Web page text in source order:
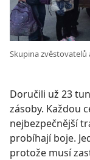
Skupina zvěstovatelů
Doručili už 23
zásoby. Každou
nejbezpečnější
probíhají boje.
protože musí